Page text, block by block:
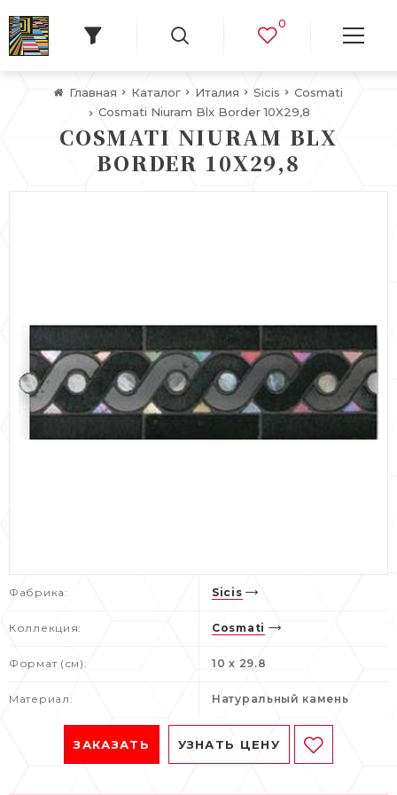
0
Главная Каталог Италия Sicis
Cosmati
Cosmati Niuram Blx Border 10X29,8
COSMATI NIURAM BLX
BORDER 10X29,8
Фабрика: Sicis
Коллекция: Cosmati
Формат (см): 10 x 29.8
Материал: Натуральный камень
ЗАКАЗАТЬ УЗНАТЬ ЦЕНУ